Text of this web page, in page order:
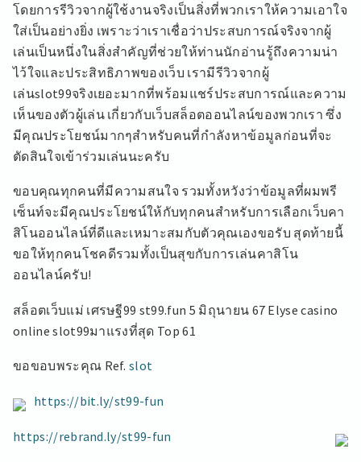
โดยการรีวิวจากผู้ใช้งานจริงเป็นสิ่งที่พวกเราให้ความเอาใจ
ใส่เป็นอย่างยิ่ง เพราะว่าเราเชื่อว่าประสบการณ์จริงจากผู้
เล่นเป็นหนึ่งในสิ่งสำคัญที่ช่วยให้ท่านนักอ่านรู้ถึงความน่า
ไว้ใจและประสิทธิภาพของเว็บ เรามีรีวิวจากผู้
เล่นslot99จริงเยอะมากที่พร้อมแชร์ประสบการณ์และความ
เห็นของตัวผู้เล่น เกี่ยวกับเว็บสล็อตออนไลน์ของพวกเรา ซึ่ง
มีคุณประโยชน์มากๆสำหรับคนที่กำลังหาข้อมูลก่อนที่จะ
ตัดสินใจเข้าร่วมเล่นนะครับ
ขอบคุณทุกคนที่มีความสนใจ รวมทั้งหวังว่าข้อมูลที่ผมพรี
เซ็นท์จะมีคุณประโยชน์ให้กับทุกคนสำหรับการเลือกเว็บคา
สิโนออนไลน์ที่ดีและเหมาะสมกับตัวคุณเองขอรับ สุดท้ายนี้
ขอให้ทุกคนโชคดีรวมทั้งเป็นสุขกับการเล่นคาสิโน
ออนไลน์ครับ!
สล็อตเว็บแม่ เศรษฐี99 st99.fun 5 มิถุนายน 67 Elyse casino
online slot99มาแรงที่สุด Top 61
ขอขอบพระคุณ Ref.slot
https://bit.ly/st99-fun
https://rebrand.ly/st99-fun